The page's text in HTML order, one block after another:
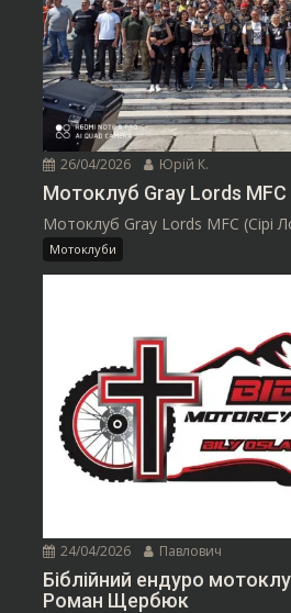
26/04/2026 Юрій К.
Мотоклуб Gray Lords MFC
Мотоклуб Gray Lords MFC (Сірі
Мотоклуби
24/04/2026 Павлович
Біблійний ендуро
Роман Щербюк